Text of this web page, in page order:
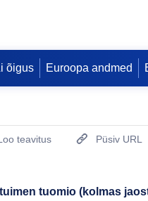
õigus Euroopa andmed
teavitus Püsiv URL
tuomio (kolmas